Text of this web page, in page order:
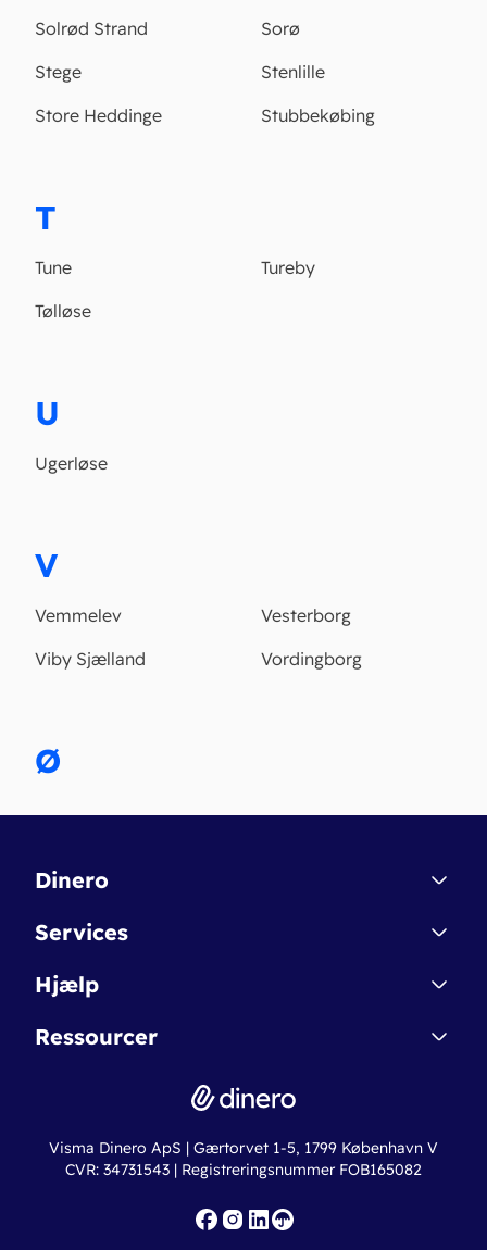
Solrød Strand
Sorø
Stege
Stenlille
Store Heddinge
Stubbekøbing
T
Tune
Tureby
Tølløse
U
Ugerløse
V
Vemmelev
Vesterborg
Viby Sjælland
Vordingborg
Ø
Dinero
Kontakt
Betingelser & Sikkerhed
Nye funktioner
Services
Dinero Starter
Dinero Pro
Erhvervslån
Fakturaskabeloner
Hjælp
Regnskabsordbogen
Online regnskabskurser
Ressourcer
Ny virksomhed
Iværksætterlegat
Visma Dinero ApS | Gærtorvet 1-5, 1799 København V
CVR: 34731543 | Registreringsnummer FOB165082